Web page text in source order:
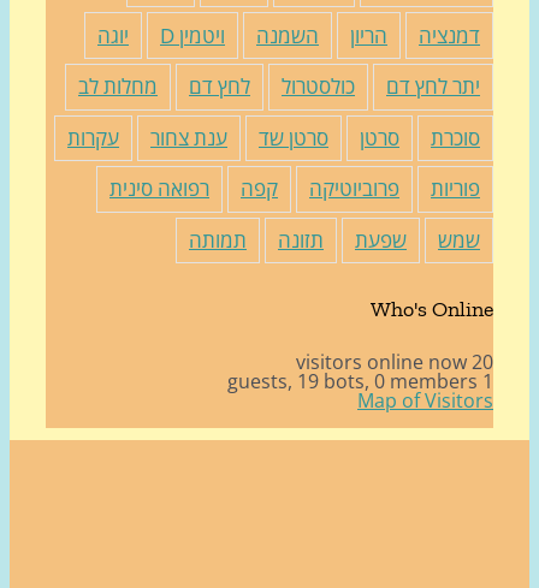
הריון השמנה ויטמין D
יוגה
לחץ דם
כולסטרול לחץ דם
מחלות לב
סרטן סרטן שד ענת צחור
עקרות
פרוביוטיקה קפה
רפואה סינית
שפעת תזונה תמותה
Who's
19 bots, 0 members
Map of